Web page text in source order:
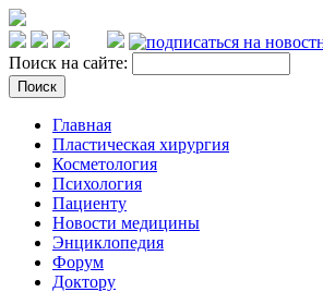
Поиск на сайте:
Главная
Пластическая хирургия
Косметология
Психология
Пациенту
Новости медицины
Энциклопедия
Форум
Доктору